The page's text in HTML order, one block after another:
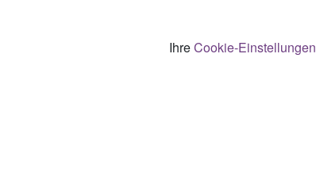
IhreCookie-Einstellungen